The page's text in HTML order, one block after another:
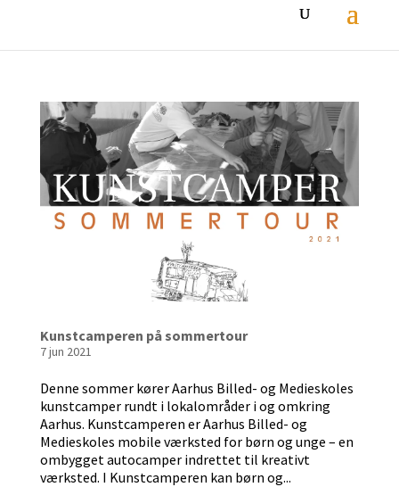
Kunstcamperen på sommertour
7 jun 2021
Denne sommer kører Aarhus Billed- og Medieskoles
kunstcamper rundt i lokalområder i og omkring
Aarhus. Kunstcamperen er Aarhus Billed- og
Medieskoles mobile værksted for børn og unge – en
ombygget autocamper indrettet til kreativt
værksted. I Kunstcamperen kan børn og...